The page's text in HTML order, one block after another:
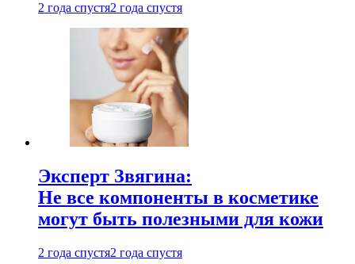
2 года спустя2 года спустя
Эксперт Звягина:
Не все компоненты в косметике
могут быть полезными для кожи
2 года спустя2 года спустя